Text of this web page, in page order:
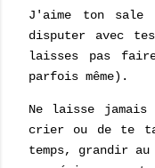
J'aime ton
disputer avec
laisses pas
parfois même).
Ne laisse
crier ou de te
temps, grandir